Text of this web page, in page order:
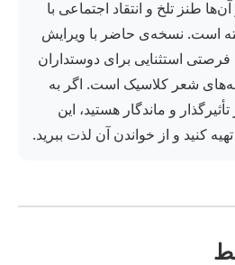
طنز تلخ و انتقاد اجتماعی با
است. نسخه‌ی حاضر با ویرایش
استثنایی برای دوستداران
شعر کلاسیک است. اگر به
و ماندگار هستید، این
کنید و از خواندن آن لذت ببرید.